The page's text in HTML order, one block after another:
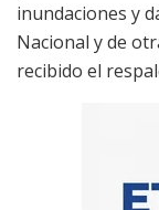
inundaciones y
Nacional y de
recibido el